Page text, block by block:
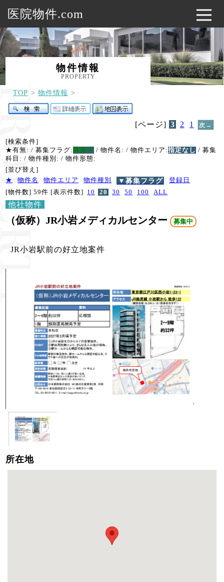
医院物件.com
物件情報
PROPERTY
TOP 物件情報
[ページ] 3 2 1 次→
[検索条件]
★有無: / 募集フラグ:募集中 / 物件名: / 物件エリア:指定なし / 募集
科目: / 物件種別: / 物件形態:
[並び替え]
★
物件名 物件エリア 物件種別 ▼募集フラグ
登録日
[物件数] 59件 [表示件数] 10 20 30 50 100 ALL
他社物件
（仮称）JR小岩メディカルセンター 募集中
JR小岩駅前の好立地案件
所在地